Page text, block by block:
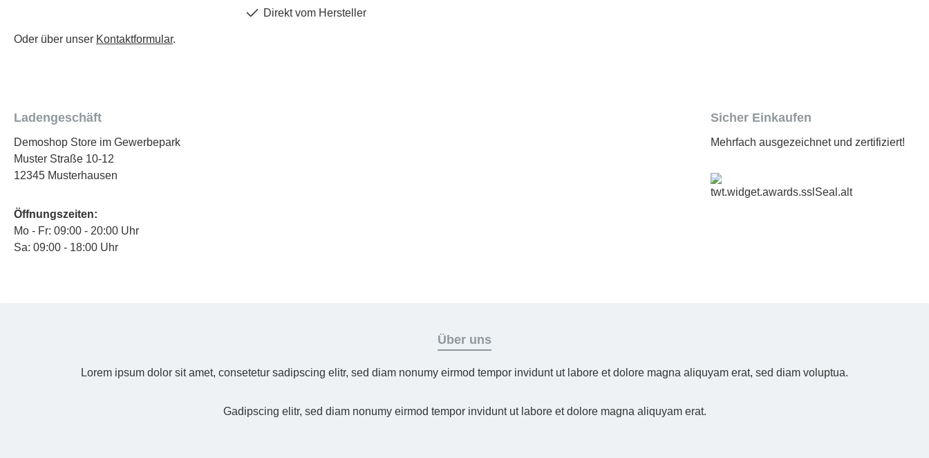
Oder über unser Kontaktformular.
Direkt vom Hersteller
Ladengeschäft
Demoshop Store im Gewerbepark
Muster Straße 10-12
12345 Musterhausen
Öffnungszeiten:
Mo - Fr: 09:00 - 20:00 Uhr
Sa: 09:00 - 18:00 Uhr
Sicher Einkaufen
Mehrfach ausgezeichnet und zertifiziert!
Über uns
Lorem ipsum dolor sit amet, consetetur sadipscing elitr, sed diam nonumy eirmod tempor invidunt ut labore et dolore magna aliquyam erat, sed diam voluptua.
Gadipscing elitr, sed diam nonumy eirmod tempor invidunt ut labore et dolore magna aliquyam erat.